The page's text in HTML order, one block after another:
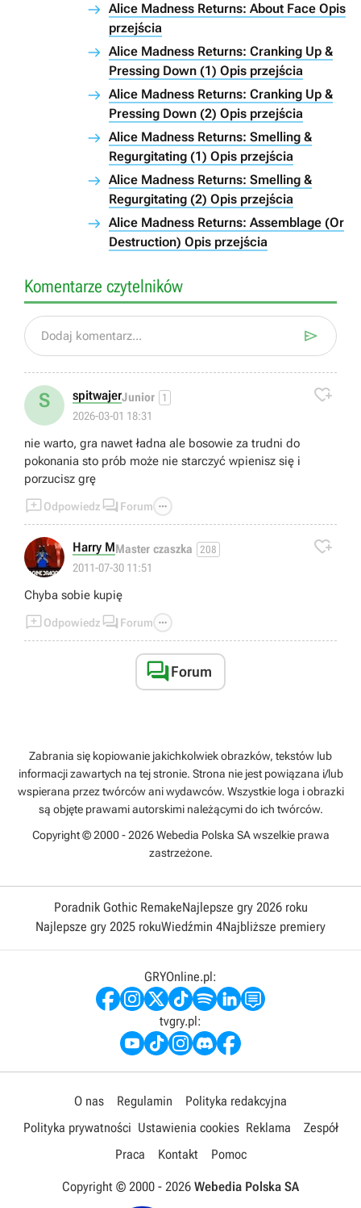
Alice Madness Returns: About Face Opis
przejścia
Alice Madness Returns: Cranking Up &
Pressing Down (1) Opis przejścia
Alice Madness Returns: Cranking Up &
Pressing Down (2) Opis przejścia
Alice Madness Returns: Smelling &
Regurgitating (1) Opis przejścia
Alice Madness Returns: Smelling &
Regurgitating (2) Opis przejścia
Alice Madness Returns: Assemblage (Or
Destruction) Opis przejścia
Komentarze czytelników
Dodaj komentarz... 
S spitwajerJunior 1
2026-03-01 18:31

nie warto, gra nawet ładna ale bosowie za trudni do
pokonania sto prób może nie starczyć wpienisz się i
porzucisz grę
Odpowiedz  Forum 
Harry MMaster czaszka 208
2011-07-30 11:51

Chyba sobie kupię
Odpowiedz  Forum 
Forum
Zabrania się kopiowanie jakichkolwiek obrazków, tekstów lub
informacji zawartych na tej stronie. Strona nie jest powiązana i/lub
wspierana przez twórców ani wydawców. Wszystkie loga i obrazki
są objęte prawami autorskimi należącymi do ich twórców.
Copyright © 2000 - 2026 Webedia Polska SA wszelkie prawa
zastrzeżone.
Poradnik Gothic RemakeNajlepsze gry 2026 roku
Najlepsze gry 2025 rokuWiedźmin 4Najbliższe premiery
GRYOnline.pl:
tvgry.pl:
O nas Regulamin
Polityka redakcyjna
Polityka prywatności Ustawienia cookies Reklama
Zespół
Praca
Kontakt Pomoc
Copyright © 2000 - 2026 Webedia Polska SA